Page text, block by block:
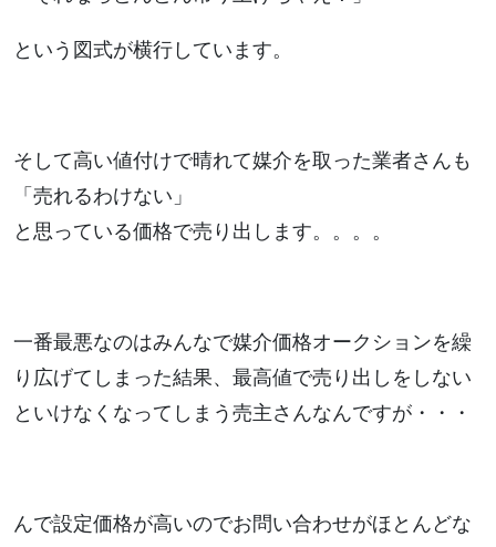
という図式が横行しています。
そして高い値付けで晴れて媒介を取った業者さんも
「売れるわけない」
と思っている価格で売り出します。。。。
一番最悪なのはみんなで媒介価格オークションを繰
り広げてしまった結果、最高値で売り出しをしない
といけなくなってしまう売主さんなんですが・・・
んで設定価格が高いのでお問い合わせがほとんどな